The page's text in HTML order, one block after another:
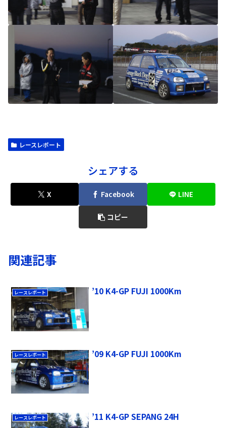
レースレポート
シェアする
X Facebook LINE
コピー
関連記事
レースレポート ’10 K4-GP FUJI 1000Km
レースレポート ’09 K4-GP FUJI 1000Km
レースレポート ’11 K4-GP SEPANG 24H